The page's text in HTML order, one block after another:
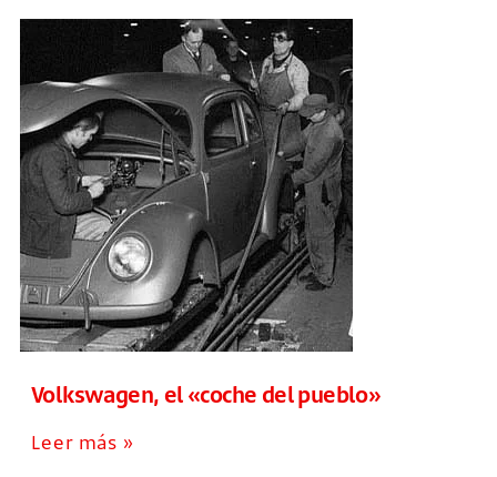
Volkswagen, el «coche del pueblo»
Leer más »